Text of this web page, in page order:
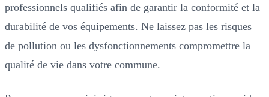
professionnels qualifiés afin de garantir la conformité et la
durabilité de vos équipements. Ne laissez pas les risques
de pollution ou les dysfonctionnements compromettre la
qualité de vie dans votre commune.